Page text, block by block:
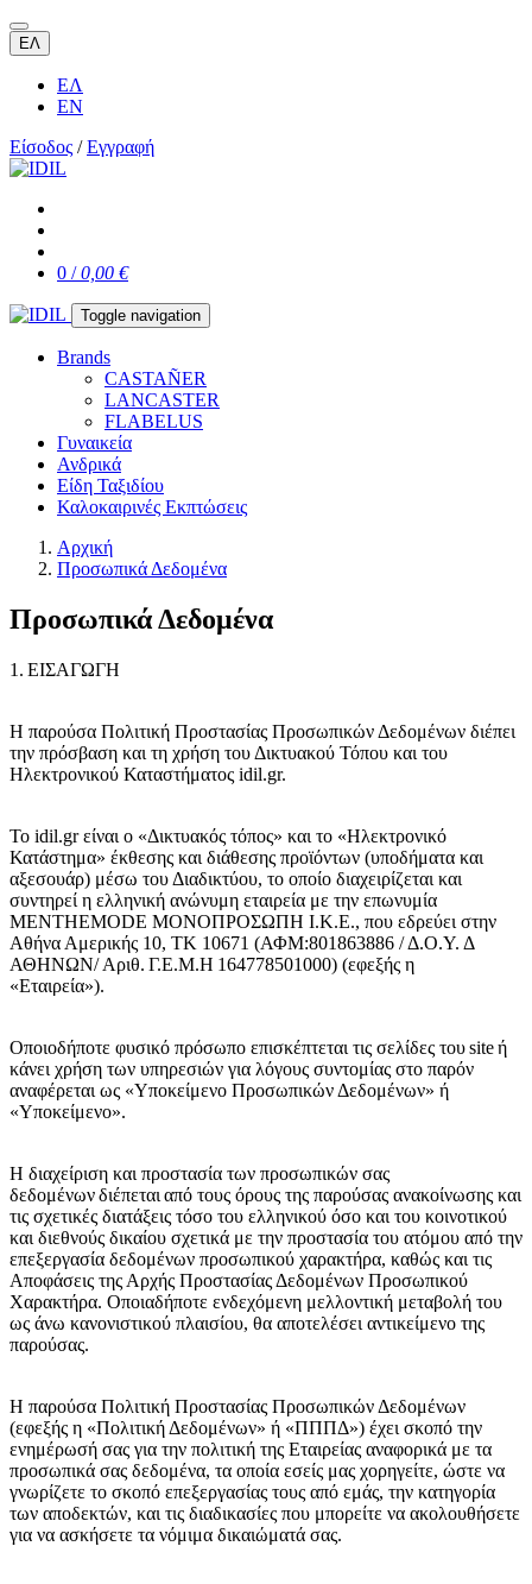
ΕΛ
ΕΛ
EN
Είσοδος /Εγγραφή
0 /0,00 €
Toggle navigation
Brands
CASTAÑER
LANCASTER
FLABELUS
Γυναικεία
Ανδρικά
Είδη Ταξιδίου
Καλοκαιρινές Εκπτώσεις
Αρχική
Προσωπικά Δεδομένα
Προσωπικά Δεδομένα
1. ΕΙΣΑΓΩΓΗ
Η παρούσα Πολιτική Προστασίας Προσωπικών Δεδομένων διέπει
την πρόσβαση και τη χρήση του Δικτυακού Τόπου και του
Ηλεκτρονικού Καταστήματος idil.gr.
Το idil.gr είναι ο «Δικτυακός τόπος» και το «Ηλεκτρονικό
Κατάστημα» έκθεσης και διάθεσης προϊόντων (υποδήματα και
αξεσουάρ) μέσω του Διαδικτύου, το οποίο διαχειρίζεται και
συντηρεί η ελληνική ανώνυμη εταιρεία με την επωνυμία
MENTHEMODE ΜΟΝΟΠΡΟΣΩΠΗ Ι.Κ.Ε., που εδρεύει στην
Αθήνα Αμερικής 10, ΤΚ 10671 (ΑΦΜ:801863886 / Δ.Ο.Υ. Δ
ΑΘΗΝΩΝ/ Αριθ. Γ.Ε.Μ.Η 164778501000) (εφεξής η
«Εταιρεία»).
Οποιοδήποτε φυσικό πρόσωπο επισκέπτεται τις σελίδες του site ή
κάνει χρήση των υπηρεσιών για λόγους συντομίας στο παρόν
αναφέρεται ως «Υποκείμενο Προσωπικών Δεδομένων» ή
«Υποκείμενο».
Η διαχείριση και προστασία των προσωπικών σας
δεδομένων διέπεται από τους όρους της παρούσας ανακοίνωσης και
τις σχετικές διατάξεις τόσο του ελληνικού όσο και του κοινοτικού
και διεθνούς δικαίου σχετικά με την προστασία του ατόμου από την
επεξεργασία δεδομένων προσωπικού χαρακτήρα, καθώς και τις
Αποφάσεις της Αρχής Προστασίας Δεδομένων Προσωπικού
Χαρακτήρα. Οποιαδήποτε ενδεχόμενη μελλοντική μεταβολή του
ως άνω κανονιστικού πλαισίου, θα αποτελέσει αντικείμενο της
παρούσας.
Η παρούσα Πολιτική Προστασίας Προσωπικών Δεδομένων
(εφεξής η «Πολιτική Δεδομένων» ή «ΠΠΠΔ») έχει σκοπό την
ενημέρωσή σας για την πολιτική της Εταιρείας αναφορικά με τα
προσωπικά σας δεδομένα, τα οποία εσείς μας χορηγείτε, ώστε να
γνωρίζετε το σκοπό επεξεργασίας τους από εμάς, την κατηγορία
των αποδεκτών, και τις διαδικασίες που μπορείτε να ακολουθήσετε
για να ασκήσετε τα νόμιμα δικαιώματά σας.